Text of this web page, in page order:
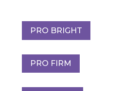
PRO BRIGHT
PRO FIRM